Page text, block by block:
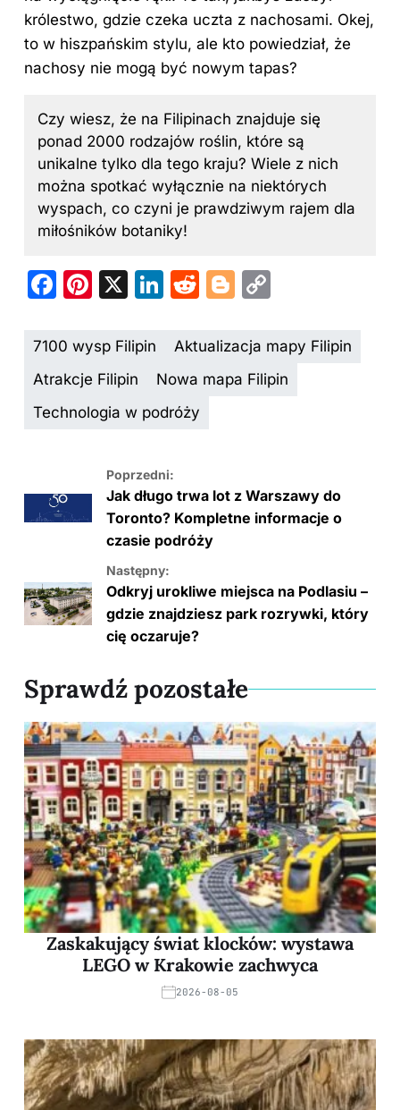
królestwo, gdzie czeka uczta z nachosami. Okej,
to w hiszpańskim stylu, ale kto powiedział, że
nachosy nie mogą być nowym tapas?
Czy wiesz, że na Filipinach znajduje się
ponad 2000 rodzajów roślin, które są
unikalne tylko dla tego kraju? Wiele z nich
można spotkać wyłącznie na niektórych
wyspach, co czyni je prawdziwym rajem dla
miłośników botaniky!
F
c
e
b
o
Pi
er
e
st
X
Li
k
e
dI
n
R
d
di
Bl
g
g
p
y
7100 wysp Filipin
Aktualizacja mapy Filipin
Atrakcje Filipin
Nowa mapa Filipin
Technologia w podróży
Poprzedni:
Jak długo trwa lot z Warszawy do
Toronto? Kompletne informacje o
czasie podróży
Następny:
Odkryj urokliwe miejsca na Podlasiu –
gdzie znajdziesz park rozrywki, który
cię oczaruje?
Sprawdź pozostałe
Zaskakujący świat klocków: wystawa
LEGO w Krakowie zachwyca
2026-08-05